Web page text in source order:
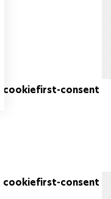
cookiefirst-consent
cookiefirst-consent